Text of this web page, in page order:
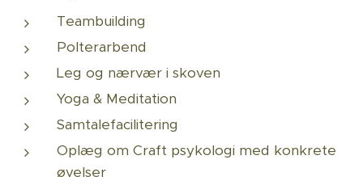
Teambuilding
Polterarbend
Leg og nærvær i skoven
Yoga & Meditation
Samtalefacilitering
Oplæg om Craft psykologi med konkrete
øvelser